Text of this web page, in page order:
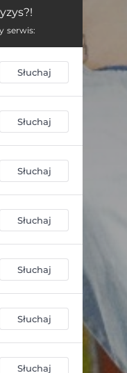
03:17
03:18
03:35
02:28
03:37
02:34
serwis:
Słuchaj
Słuchaj
Słuchaj
Słuchaj
Słuchaj
Słuchaj
Słuchaj